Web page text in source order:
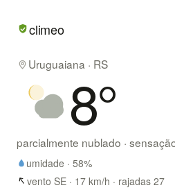
Em Uruguaiana/RS hoje:
climeo
Uruguaiana · RS
8°
parcialmente nublado ·
umidade · 58%
vento SE · 17 km/h · rajadas 27